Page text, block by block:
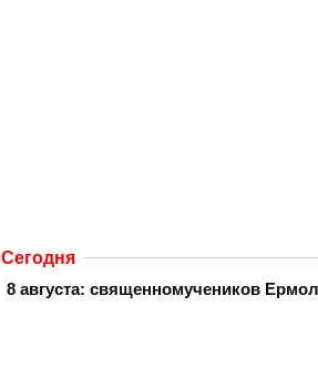
Сегодня
8 августа: священномучеников